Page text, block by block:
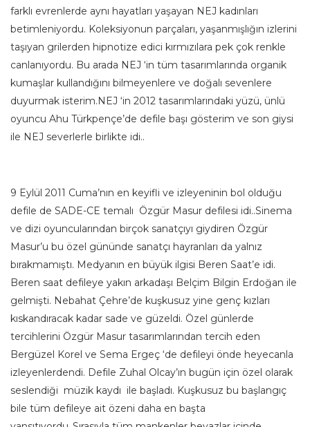
farklı evrenlerde aynı hayatları yaşayan NEJ kadınları
betimleniyordu. Koleksiyonun parçaları, yaşanmışlığın izlerini
taşıyan grilerden hipnotize edici kırmızılara pek çok renkle
canlanıyordu. Bu arada NEJ ‘in tüm tasarımlarında organik
kumaşlar kullandığını bilmeyenlere ve doğalı sevenlere
duyurmak isterim.NEJ ‘in 2012 tasarımlarındaki yüzü, ünlü
oyuncu Ahu Türkpençe’de defile başı gösterim ve son giysi
ile NEJ severlerle birlikte idi..
9 Eylül 2011 Cuma’nın en keyifli ve izleyeninin bol olduğu
defile de SADE-CE temalı Özgür Masur defilesi idi..Sinema
ve dizi oyuncularından birçok sanatçıyı giydiren Özgür
Masur’u bu özel gününde sanatçı hayranları da yalnız
bırakmamıştı. Medyanın en büyük ilgisi Beren Saat’e idi.
Beren saat defileye yakın arkadaşı Belçim Bilgin Erdoğan ile
gelmişti. Nebahat Çehre’de kuşkusuz yine genç kızları
kıskandıracak kadar sade ve güzeldi. Özel günlerde
tercihlerini Özgür Masur tasarımlarından tercih eden
Bergüzel Korel ve Sema Ergeç ‘de defileyi önde heyecanla
izleyenlerdendi. Defile Zuhal Olcay’ın bugün için özel olarak
seslendiği müzik kaydı ile başladı. Kuşkusuz bu başlangıç
bile tüm defileye ait özeni daha en başta